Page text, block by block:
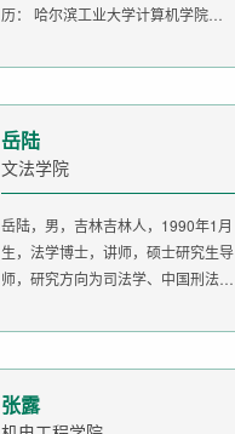
历： 哈尔滨工业大学计算机学院
岳陆
文法学院
岳陆，男，吉林吉林人，1990年1月
生，法学博士，讲师，硕士研究生导
师，研究方向为司法学、中国刑法
张露